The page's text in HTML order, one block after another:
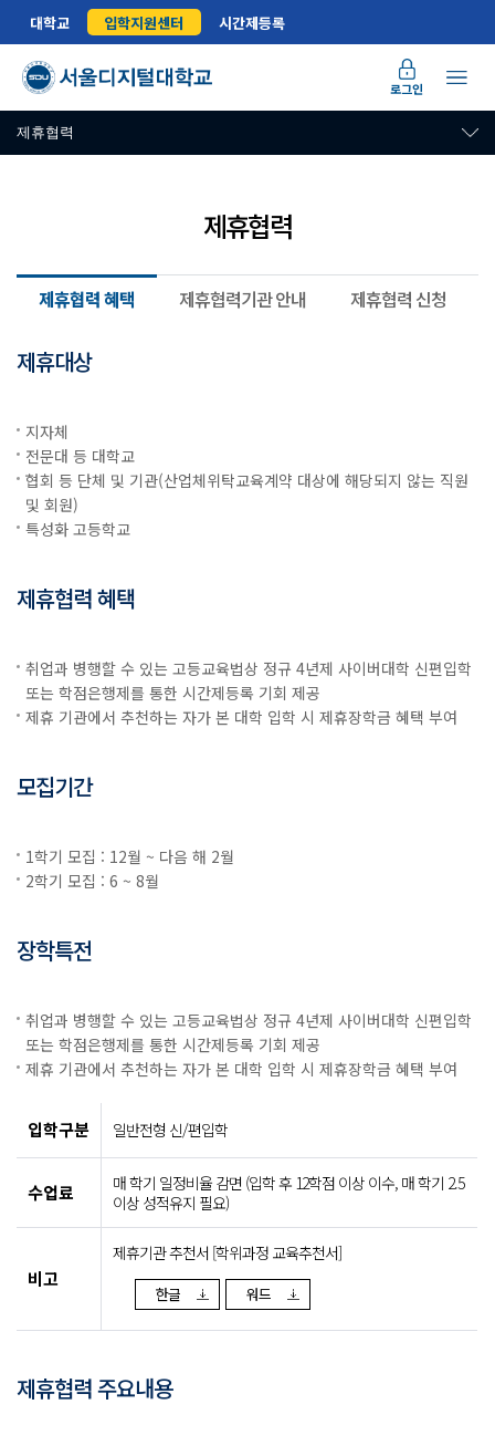
대학교 입학지원센터 시간제등록
로그인
제휴협력
제휴협력
제휴협력 혜택 제휴협력기관 안내 제휴협력 신청
제휴협력 혜택 및 장학 안내
제휴대상
지자체
전문대 등 대학교
협회 등 단체 및 기관(산업체위탁교육계약 대상에 해당되지 않는 직원
및 회원)
특성화 고등학교
제휴협력 혜택
취업과 병행할 수 있는 고등교육법상 정규 4년제 사이버대학 신편입학
또는 학점은행제를 통한 시간제등록 기회 제공
제휴 기관에서 추천하는 자가 본 대학 입학 시 제휴장학금 혜택 부여
모집기간
1학기 모집 : 12월 ~ 다음 해 2월
2학기 모집 : 6 ~ 8월
장학특전
취업과 병행할 수 있는 고등교육법상 정규 4년제 사이버대학 신편입학
또는 학점은행제를 통한 시간제등록 기회 제공
제휴 기관에서 추천하는 자가 본 대학 입학 시 제휴장학금 혜택 부여
입학구분 일반전형 신/편입학
수업료
매 학기 일정비율 감면 (입학 후 12학점 이상 이수, 매 학기 2.5
이상 성적유지 필요)
비고
제휴기관 추천서 [학위과정 교육추천서]
한글 워드
제휴협력 주요내용